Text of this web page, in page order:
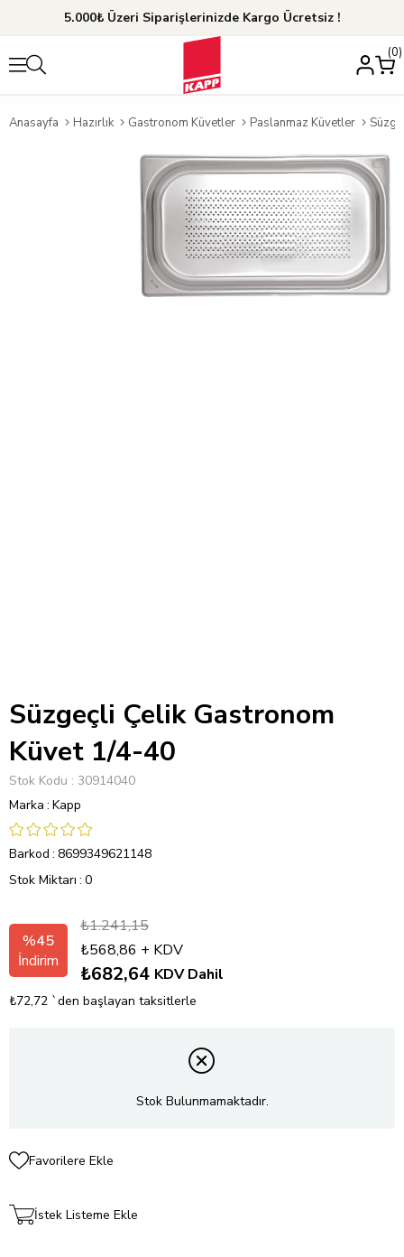
5.000₺ Üzeri Siparişlerinizde Kargo Ücretsiz !
0
Anasayfa Hazırlık Gastronom Küvetler Paslanmaz Küvetler
Süzgeçli Çelik Gastronom
Küvet 1/4-40
Stok Kodu
30914040
Marka : Kapp
Barkod : 8699349621148
Stok Miktarı : 0
%45
İndirim
₺1.241,15
₺568,86 + KDV
KDV Dahil
₺682,64
₺72,72 `den başlayan taksitlerle
Stok Bulunmamaktadır.
Favorilere Ekle
İstek Listeme Ekle